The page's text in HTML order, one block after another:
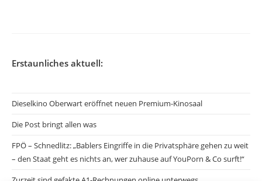
Erstaunliches aktuell:
Dieselkino Oberwart eröffnet neuen Premium-Kinosaal
Die Post bringt allen was
FPÖ – Schnedlitz: „Bablers Eingriffe in die Privatsphäre gehen zu weit
– den Staat geht es nichts an, wer zuhause auf YouPorn & Co surft!“